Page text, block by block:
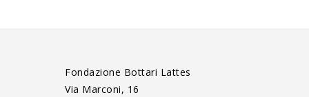
Fondazione Bottari Lattes
Via Marconi, 16